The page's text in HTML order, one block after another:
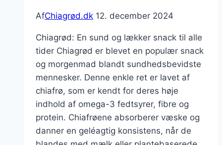
AfChiagrød.dk 12. december 2024
Chiagrød: En sund og lækker snack til alle
tider Chiagrød er blevet en populær snack
og morgenmad blandt sundhedsbevidste
mennesker. Denne enkle ret er lavet af
chiafrø, som er kendt for deres høje
indhold af omega-3 fedtsyrer, fibre og
protein. Chiafrøene absorberer væske og
danner en geléagtig konsistens, når de